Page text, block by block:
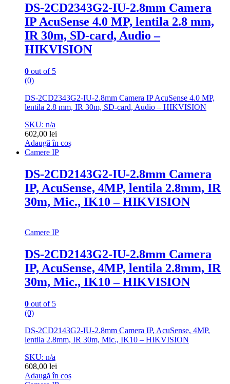
DS-2CD2343G2-IU-2.8mm Camera
IP AcuSense 4.0 MP, lentila 2.8 mm,
IR 30m, SD-card, Audio –
HIKVISION
0 out of 5
(0)
DS-2CD2343G2-IU-2.8mm Camera IP AcuSense 4.0 MP,
lentila 2.8 mm, IR 30m, SD-card, Audio – HIKVISION
SKU: n/a
602,00 lei
Adaugă în coș
Camere IP
DS-2CD2143G2-IU-2.8mm Camera
IP, AcuSense, 4MP, lentila 2.8mm, IR
30m, Mic., IK10 – HIKVISION
Camere IP
DS-2CD2143G2-IU-2.8mm Camera
IP, AcuSense, 4MP, lentila 2.8mm, IR
30m, Mic., IK10 – HIKVISION
0 out of 5
(0)
DS-2CD2143G2-IU-2.8mm Camera IP, AcuSense, 4MP,
lentila 2.8mm, IR 30m, Mic., IK10 – HIKVISION
SKU: n/a
608,00 lei
Adaugă în coș